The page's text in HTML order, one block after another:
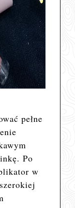
pełne
Po
w